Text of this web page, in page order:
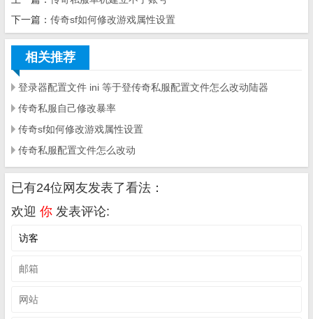
下一篇： 传奇sf如何修改游戏属性设置
相关推荐
登录器配置文件 ini 等于登传奇私服配置文件怎么改动陆器
传奇私服自己修改暴率
传奇sf如何修改游戏属性设置
传奇私服配置文件怎么改动
已有24位网友发表了看法：
欢迎 你 发表评论: